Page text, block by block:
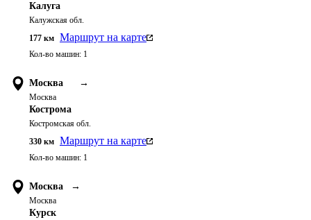
Калуга
Калужская обл.
177 км Маршрут на карте
Кол-во машин: 1
Москва →
Москва
Кострома
Костромская обл.
330 км Маршрут на карте
Кол-во машин: 1
Москва →
Москва
Курск